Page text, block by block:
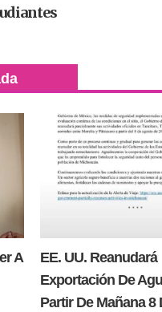
A
EE. UU. Reanudará
Exportación De
Partir De Mañana 8